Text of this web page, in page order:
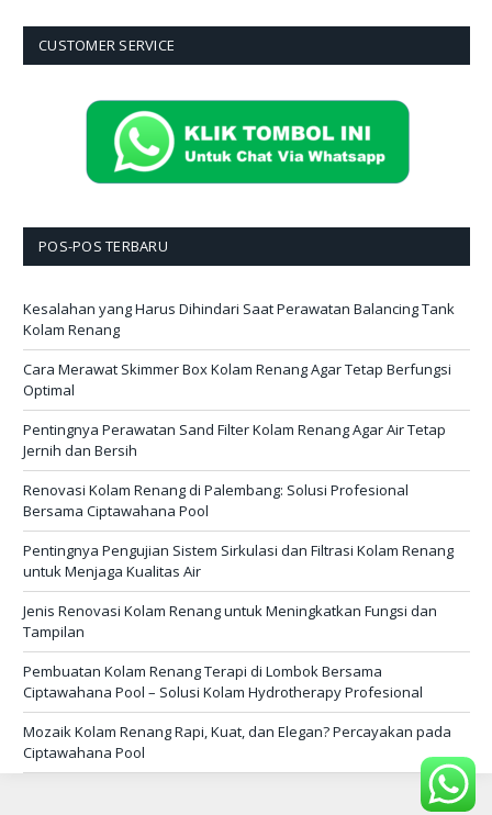
CUSTOMER SERVICE
POS-POS TERBARU
Kesalahan yang Harus Dihindari Saat Perawatan Balancing Tank
Kolam Renang
Cara Merawat Skimmer Box Kolam Renang Agar Tetap Berfungsi
Optimal
Pentingnya Perawatan Sand Filter Kolam Renang Agar Air Tetap
Jernih dan Bersih
Renovasi Kolam Renang di Palembang: Solusi Profesional
Bersama Ciptawahana Pool
Pentingnya Pengujian Sistem Sirkulasi dan Filtrasi Kolam Renang
untuk Menjaga Kualitas Air
Jenis Renovasi Kolam Renang untuk Meningkatkan Fungsi dan
Tampilan
Pembuatan Kolam Renang Terapi di Lombok Bersama
Ciptawahana Pool – Solusi Kolam Hydrotherapy Profesional
Mozaik Kolam Renang Rapi, Kuat, dan Elegan? Percayakan pada
Ciptawahana Pool